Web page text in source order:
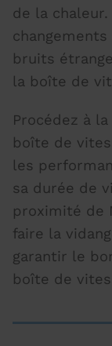
de la
bruits
la boîte de
Procédez à
boîte de
les
sa durée de
proximité de
faire la
garantir le
boîte de